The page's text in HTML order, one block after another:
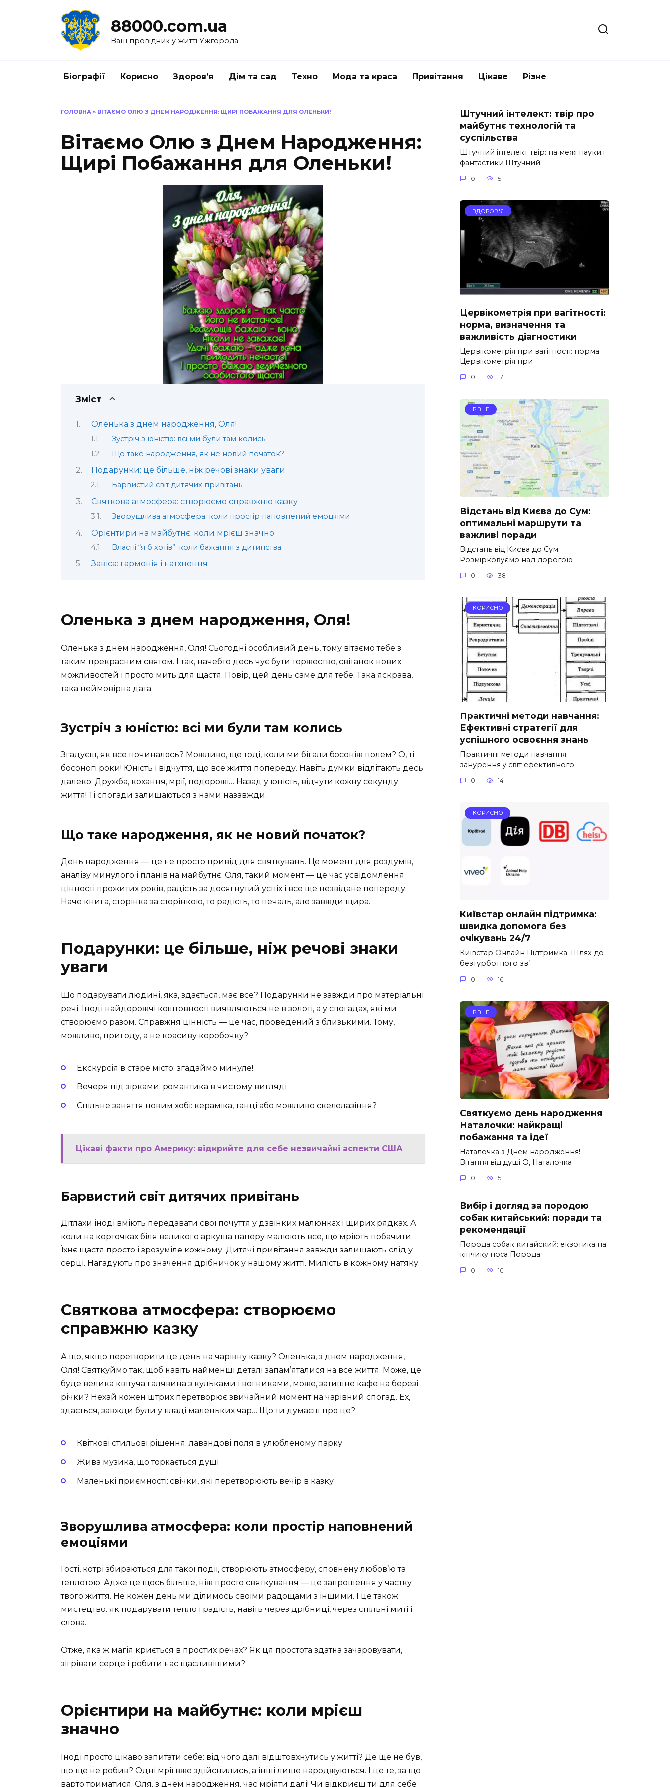
88000.com.ua
Ваш провідник у житті Ужгорода
Біографії Корисно Здоров’я Дім та сад Техно Мода та краса Привітання Цікаве Різне
ГОЛОВНА » ВІТАЄМО ОЛЮ З ДНЕМ НАРОДЖЕННЯ: ЩИРІ ПОБАЖАННЯ ДЛЯ ОЛЕНЬКИ!
Вітаємо Олю з Днем Народження:
Щирі Побажання для Оленьки!
Зміст
Оленька з днем народження, Оля!
Зустріч з юністю: всі ми були там колись
Що таке народження, як не новий початок?
Подарунки: це більше, ніж речові знаки уваги
Барвистий світ дитячих привітань
Святкова атмосфера: створюємо справжню казку
Зворушлива атмосфера: коли простір наповнений емоціями
Орієнтири на майбутнє: коли мрієш значно
Власні “я б хотів”: коли бажання з дитинства
Завіса: гармонія і натхнення
Оленька з днем народження, Оля!
Оленька з днем народження, Оля! Сьогодні особливий день, тому вітаємо тебе з
таким прекрасним святом. І так, начебто десь чує бути торжество, світанок нових
можливостей і просто мить для щастя. Повір, цей день саме для тебе. Така яскрава,
така неймовірна дата.
Зустріч з юністю: всі ми були там колись
Згадуєш, як все починалось? Можливо, ще тоді, коли ми бігали босоніж полем? О, ті
босоногі роки! Юність і відчуття, що все життя попереду. Навіть думки відлітають десь
далеко. Дружба, кохання, мрії, подорожі… Назад у юність, відчути кожну секунду
життя! Ті спогади залишаються з нами назавжди.
Що таке народження, як не новий початок?
День народження — це не просто привід для святкувань. Це момент для роздумів,
аналізу минулого і планів на майбутнє. Оля, такий момент — це час усвідомлення
цінності прожитих років, радість за досягнутий успіх і все ще незвідане попереду.
Наче книга, сторінка за сторінкою, то радість, то печаль, але завжди щира.
Подарунки: це більше, ніж речові знаки
уваги
Що подарувати людині, яка, здається, має все? Подарунки не завжди про матеріальні
речі. Іноді найдорожчі коштовності виявляються не в золоті, а у спогадах, які ми
створюємо разом. Справжня цінність — це час, проведений з близькими. Тому,
можливо, пригоду, а не красиву коробочку?
Екскурсія в старе місто: згадаймо минуле!
Вечеря під зірками: романтика в чистому вигляді
Спільне заняття новим хобі: кераміка, танці або можливо скелелазіння?
Цікаві факти про Америку: відкрийте для себе незвичайні аспекти США
Барвистий світ дитячих привітань
Дітлахи іноді вміють передавати свої почуття у дзвінких малюнках і щирих рядках. А
коли на корточках біля великого аркуша паперу малюють все, що мріють побачити.
Їхнє щастя просто і зрозуміле кожному. Дитячі привітання завжди залишають слід у
серці. Нагадують про значення дрібничок у нашому житті. Милість в кожному натяку.
Святкова атмосфера: створюємо
справжню казку
А що, якщо перетворити це день на чарівну казку? Оленька, з днем народження,
Оля! Святкуймо так, щоб навіть найменші деталі запам’яталися на все життя. Може, це
буде велика квітуча галявина з кульками і вогниками, може, затишне кафе на березі
річки? Нехай кожен штрих перетворює звичайний момент на чарівний спогад. Ех,
здається, завжди були у владі маленьких чар… Що ти думаєш про це?
Квіткові стильові рішення: лавандові поля в улюбленому парку
Жива музика, що торкається душі
Маленькі приємності: свічки, які перетворюють вечір в казку
Зворушлива атмосфера: коли простір наповнений
емоціями
Гості, котрі збираються для такої події, створюють атмосферу, сповнену любов’ю та
теплотою. Адже це щось більше, ніж просто святкування — це запрошення у частку
твого життя. Не кожен день ми ділимось своїми радощами з іншими. І це також
мистецтво: як подарувати тепло і радість, навіть через дрібниці, через спільні миті і
слова.
Отже, яка ж магія криється в простих речах? Як ця простота здатна зачаровувати,
зігрівати серце і робити нас щасливішими?
Орієнтири на майбутнє: коли мрієш
значно
Іноді просто цікаво запитати себе: від чого далі відштовхнутись у житті? Де ще не був,
що ще не робив? Одні мрії вже здійснились, а інші лише народжуються. І це те, за що
варто триматися. Оля, з днем народження, час мріяти далі! Чи відкриєш ти для себе
Штучний інтелект: твір про
майбутнє технологій та
суспільства
Штучний інтелект твір: на межі науки і
фантастики Штучний
0 5
ЗДОРОВ'Я
Цервікометрія при вагітності:
норма, визначення та
важливість діагностики
Цервікометрія при вагітності: норма
Цервікометрія при
0 17
РІЗНЕ
Відстань від Києва до Сум:
оптимальні маршрути та
важливі поради
Відстань від Києва до Сум:
Розмірковуємо над дорогою
0 38
КОРИСНО
Практичні методи навчання:
Ефективні стратегії для
успішного освоєння знань
Практичні методи навчання:
занурення у світ ефективного
0 14
КОРИСНО
Київстар онлайн підтримка:
швидка допомога без
очікувань 24/7
Київстар Онлайн Підтримка: Шлях до
безтурботного зв’
0 16
РІЗНЕ
Святкуємо день народження
Наталочки: найкращі
побажання та ідеї
Наталочка з Днем народження!
Вітання від душі О, Наталочка
0 5
Вибір і догляд за породою
собак китайський: поради та
рекомендації
Порода собак китайский: екзотика на
кінчику носа Порода
0 10